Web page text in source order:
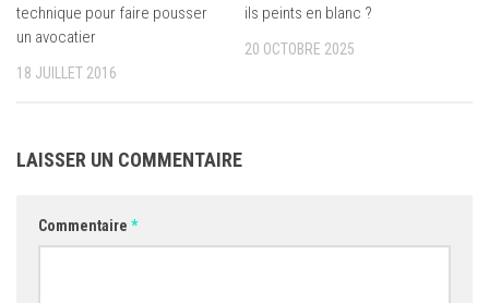
technique pour faire pousser
un avocatier
18 JUILLET 2016
ils peints en blanc ?
20 OCTOBRE 2025
LAISSER UN COMMENTAIRE
Commentaire *